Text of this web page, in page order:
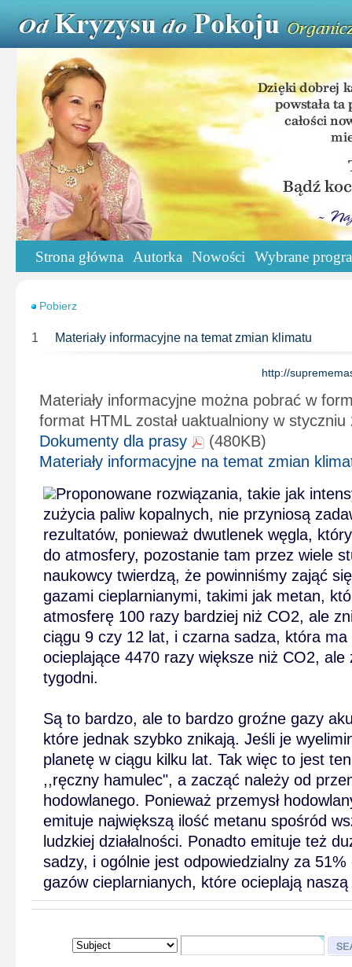
Strona główna Autorka Nowości Wybrane
Pobierz
1 Materiały informacyjne na temat zmian klimatu
http://
Materiały informacyjne można pobrać w
format HTML został uaktualniony w styczniu
Dokumenty dla prasy
(480KB)
Materiały informacyjne na temat zmian
Proponowane rozwiązania, takie jak
zużycia paliw kopalnych, nie przyniosą
rezultatów, ponieważ dwutlenek węgla,
do atmosfery, pozostanie tam przez wiele
naukowcy twierdzą, że powinniśmy zająć
gazami cieplarnianymi, takimi jak metan,
atmosferę 100 razy bardziej niż CO2, ale
ciągu 9 czy 12 lat, i czarna sadza, która ma
ocieplające 4470 razy większe niż CO2, ale
tygodni.
Są to bardzo, ale to bardzo groźne gazy
które jednak szybko znikają. Jeśli je
planetę w ciągu kilku lat. Tak więc to jest
,,ręczny hamulec", a zacząć należy od
hodowlanego. Ponieważ przemysł
emituje największą ilość metanu spośród
ludzkiej działalności. Ponadto emituje też
sadzy, i ogólnie jest odpowiedzialny za
gazów cieplarnianych, które ocieplają